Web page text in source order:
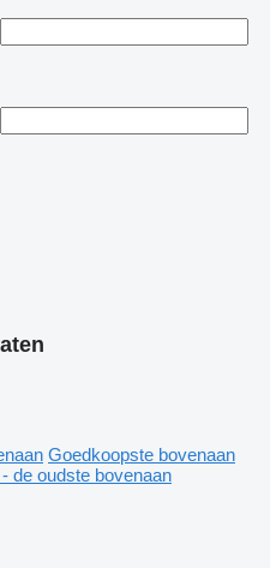
Goedkoopste bovenaan
de oudste bovenaan